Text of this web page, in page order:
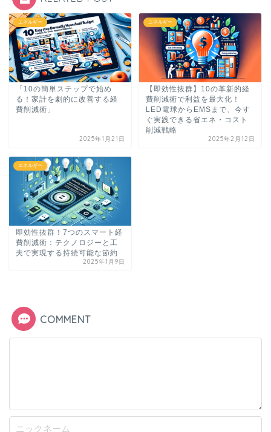
エネルギー
「10の簡単ステップで始め
る！家計を劇的に改善する経
費削減術」
2025年1月21日
エネルギー
【即効性抜群】10の革新的経
費削減術で利益を最大化！
LED電球からEMSまで、今す
ぐ実践できる省エネ・コスト
削減戦略
2025年2月12日
エネルギー
即効性抜群！7つのスマート経
費削減術：テクノロジーと工
夫で実現する持続可能な節約
2025年1月9日
COMMENT